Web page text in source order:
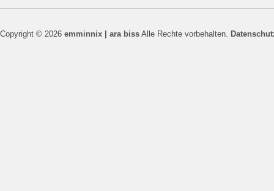
Copyright © 2026 emminnix | ara biss Alle Rechte vorbehalten.